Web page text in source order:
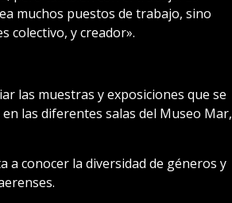
muchos puestos de trabajo, sino
colectivo, y creador».
las muestras y exposiciones que se
las diferentes salas del Museo Mar,
a conocer la diversidad de géneros y